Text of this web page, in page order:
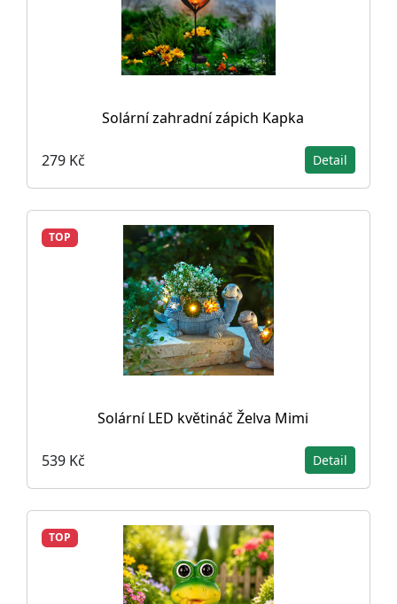
Solární zahradní zápich Kapka
279 Kč Detail
TOP
Solární LED květináč Želva Mimi
539 Kč Detail
TOP